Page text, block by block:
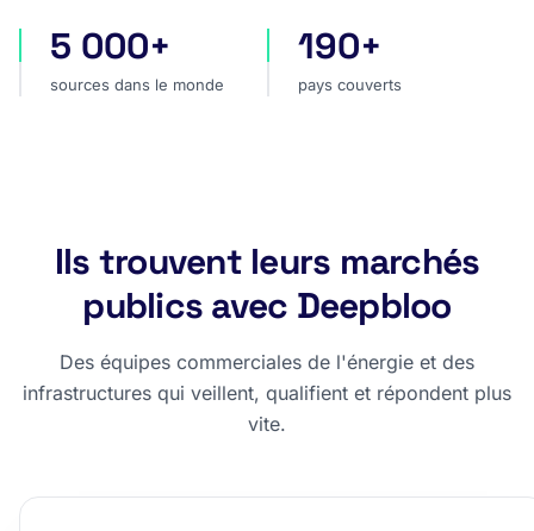
sources dans le monde
5 000+
sources dans le monde
pays couverts
190+
pays couverts
Ils trouvent leurs marchés
publics avec Deepbloo
Des équipes commerciales de l'énergie et des
infrastructures qui veillent, qualifient et répondent plus
vite.